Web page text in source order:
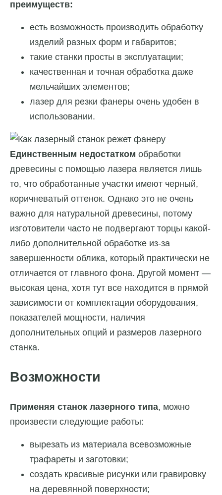
преимуществ:
есть возможность производить обработку
изделий разных форм и габаритов;
такие станки просты в эксплуатации;
качественная и точная обработка даже
мельчайших элементов;
лазер для резки фанеры очень удобен в
использовании.
Единственным недостатком обработки
древесины с помощью лазера является лишь
то, что обработанные участки имеют черный,
коричневатый оттенок. Однако это не очень
важно для натуральной древесины, потому
изготовители часто не подвергают торцы какой-
либо дополнительной обработке из-за
завершенности облика, который практически не
отличается от главного фона. Другой момент —
высокая цена, хотя тут все находится в прямой
зависимости от комплектации оборудования,
показателей мощности, наличия
дополнительных опций и размеров лазерного
станка.
Возможности
Применяя станок лазерного типа, можно
произвести следующие работы:
вырезать из материала всевозможные
трафареты и заготовки;
создать красивые рисунки или гравировку
на деревянной поверхности;